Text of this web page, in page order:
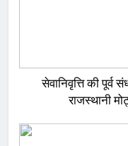
सेवानिवृत्ति की पूर्व
राजस्थानी